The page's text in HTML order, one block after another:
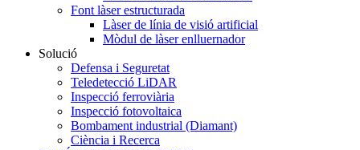
Font làser estructurada
Làser de línia de visió artificial
Mòdul de làser enlluernador
Solució
Defensa i Seguretat
Teledetecció LiDAR
Inspecció ferroviària
Inspecció fotovoltaica
Bombament industrial (Diamant)
Ciència i Recerca